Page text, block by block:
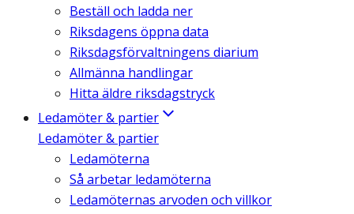
Beställ och ladda ner
Riksdagens öppna data
Riksdagsförvaltningens diarium
Allmänna handlingar
Hitta äldre riksdagstryck
Ledamöter & partier
Ledamöter & partier
Ledamöterna
Så arbetar ledamöterna
Ledamöternas arvoden och villkor